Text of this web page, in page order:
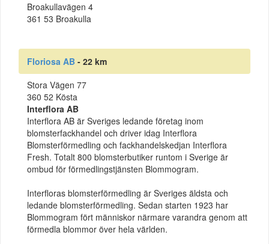
Broakullavägen 4
361 53 Broakulla
Floriosa AB - 22 km
Stora Vägen 77
360 52 Kösta
Interflora AB
Interflora AB är Sveriges ledande företag inom
blomsterfackhandel och driver idag Interflora
Blomsterförmedling och fackhandelskedjan Interflora
Fresh. Totalt 800 blomsterbutiker runtom i Sverige är
ombud för förmedlingstjänsten Blommogram.
Interfloras blomsterförmedling är Sveriges äldsta och
ledande blomsterförmedling. Sedan starten 1923 har
Blommogram fört människor närmare varandra genom att
förmedla blommor över hela världen.